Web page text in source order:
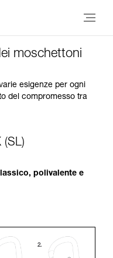
moschettoni
esigenze per ogni
del compromesso tra
(SL)
polivalente e